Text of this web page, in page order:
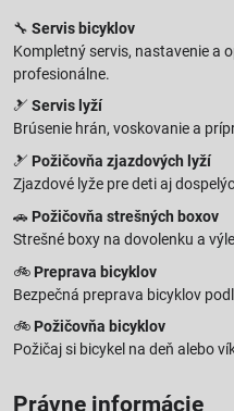
🔧 Servis bicyklov
Kompletný servis, nastavenie a
profesionálne.
🎿 Servis lyží
Brúsenie hrán, voskovanie a
🎿 Požičovňa zjazdových lyží
Zjazdové lyže pre deti aj
🚗 Požičovňa strešných boxov
Strešné boxy na dovolenku a
🚲 Preprava bicyklov
Bezpečná preprava bicyklov
🚲 Požičovňa bicyklov
Požičaj si bicykel na deň alebo
Právne informácie